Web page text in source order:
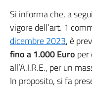
Si informa che, a
vigore dell’art. 1
dicembre 2023, è
fino a 1.000 Euro
all’A.I.R.E., per un
In proposito, si fa